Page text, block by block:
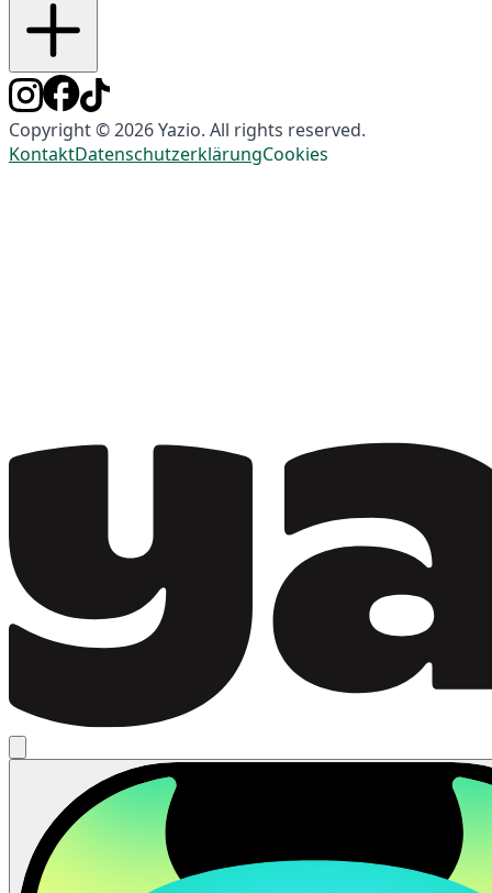
Copyright © 2026 Yazio. All rights reserved.
KontaktDatenschutzerklärungCookies